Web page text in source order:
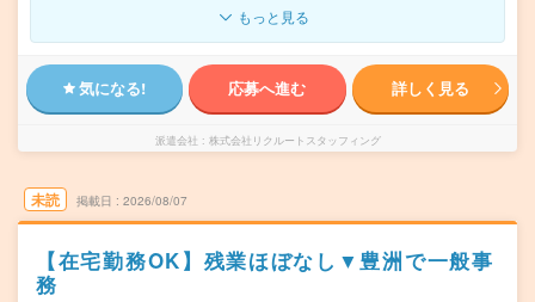
もっと見る
気になる! 応募へ進む 詳しく見る
派遣会社 株式会社リクルートスタッフィング
未読 掲載日 2026/08/07
【在宅勤務OK】残業ほぼなし▼豊洲で一般事
務